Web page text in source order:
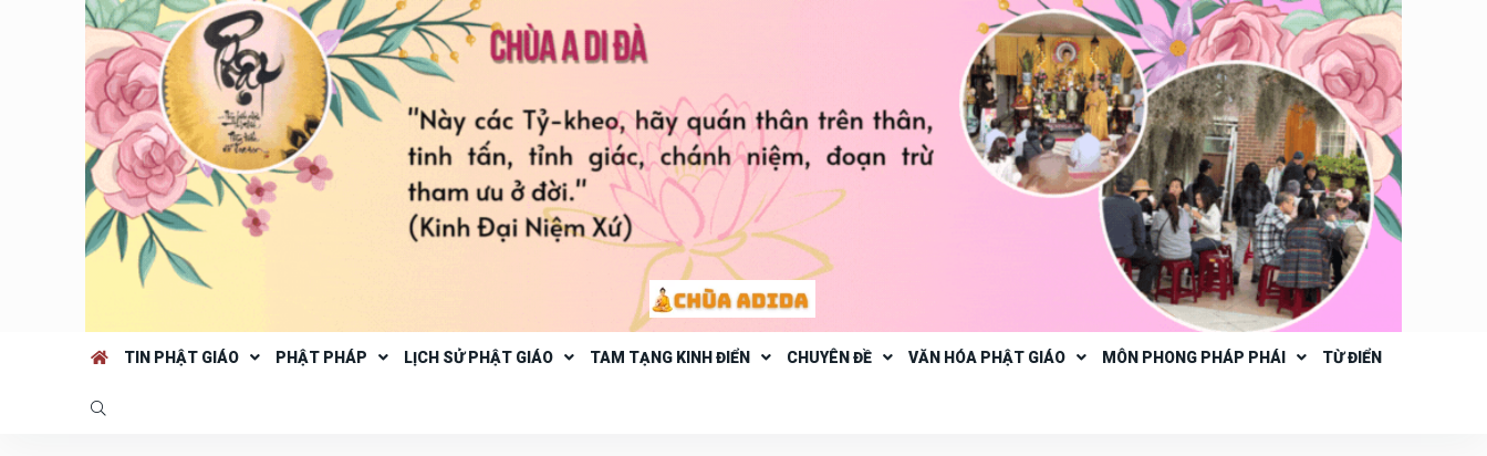
TIN PHẬT GIÁO PHẬT PHÁP LỊCH SỬ PHẬT GIÁO TAM TẠNG KINH ĐIỂN CHUYÊN ĐỀ VĂN HÓA PHẬT GIÁO MÔN PHONG PHÁP PHÁI TỪ ĐIỂN